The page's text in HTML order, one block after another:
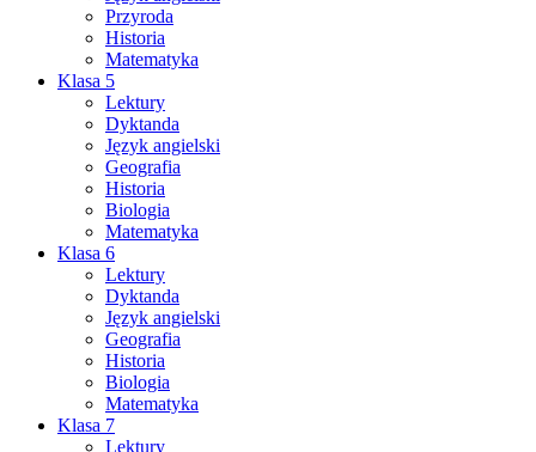
Przyroda
Historia
Matematyka
Klasa 5
Lektury
Dyktanda
Język angielski
Geografia
Historia
Biologia
Matematyka
Klasa 6
Lektury
Dyktanda
Język angielski
Geografia
Historia
Biologia
Matematyka
Klasa 7
Lektury